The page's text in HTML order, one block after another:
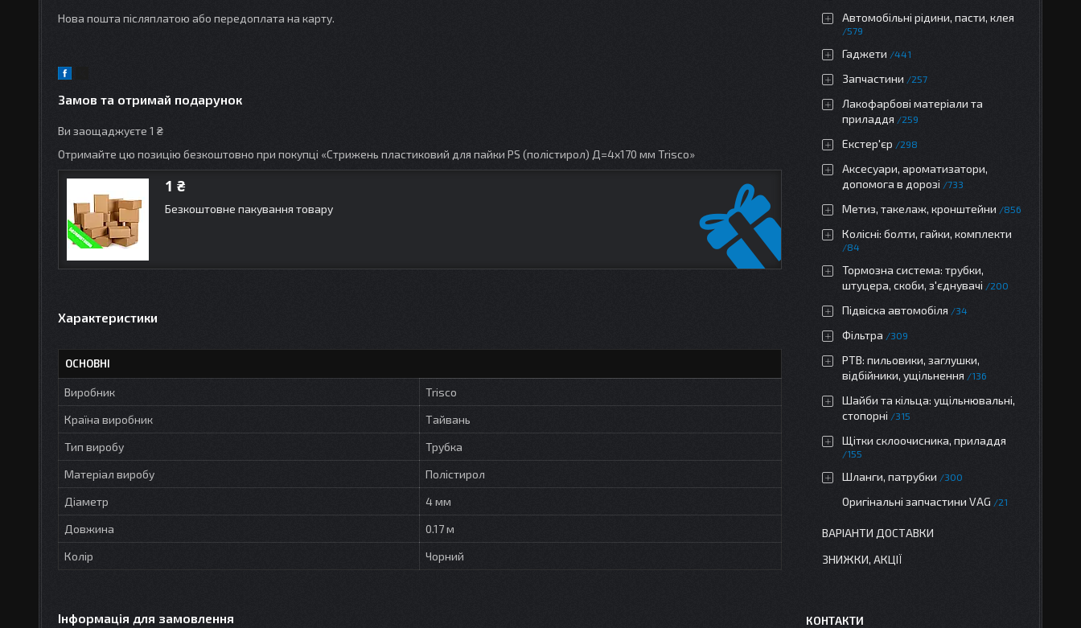
Нова пошта післяплатою або передоплата на карту.
Замов та отримай подарунок
Ви заощаджуєте 1 ₴
Отримайте цю позицію безкоштовно при покупці «Стрижень пластиковий для пайки PS (полістирол) Д=4х170 мм Trisco»
1 ₴
Безкоштовне пакування товару
Характеристики
ОСНОВНІ
Виробник
Trisco
Країна виробник
Тайвань
Тип виробу
Трубка
Матеріал виробу
Полістирол
Діаметр
4 мм
Довжина
0.17 м
Колір
Чорний
Інформація для замовлення
Автомобільні рідини, пасти, клея
579
Гаджети 441
Запчастини 257
Лакофарбові матеріали та
приладдя
259
Екстер'єр 298
Аксесуари, ароматизатори,
допомога в дорозі
733
Метиз, такелаж, кронштейни 856
Колісні: болти, гайки, комплекти
84
Тормозна система: трубки,
штуцера, скоби, з'єднувачі
200
Підвіска автомобіля 34
Фільтра 309
РТВ: пильовики, заглушки,
відбійники, ущільнення
136
Шайби та кільца: ущільнювальні,
стопорні
315
Щітки склоочисника, приладдя
155
Шланги, патрубки 300
Оригінальні запчастини VAG 21
ВАРІАНТИ ДОСТАВКИ
ЗНИЖКИ, АКЦІЇ
КОНТАКТИ